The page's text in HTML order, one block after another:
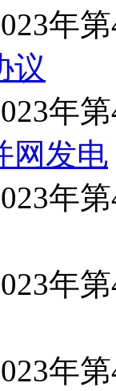
年
议
年
网发电
年
年
年